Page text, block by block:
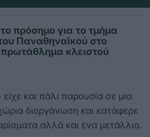
πρόσημο για το τμήμα
Παναθηναϊκού στο
κλειστού
είχε και πάλι παρουσία σε μια
διοργάνωση και κατάφερε
αλλά και ένα μετάλλιο.